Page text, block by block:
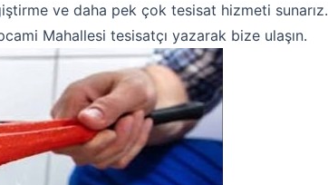
ve daha pek çok tesisat hizmeti sunarız.
Mahallesi tesisatçı yazarak bize ulaşın.